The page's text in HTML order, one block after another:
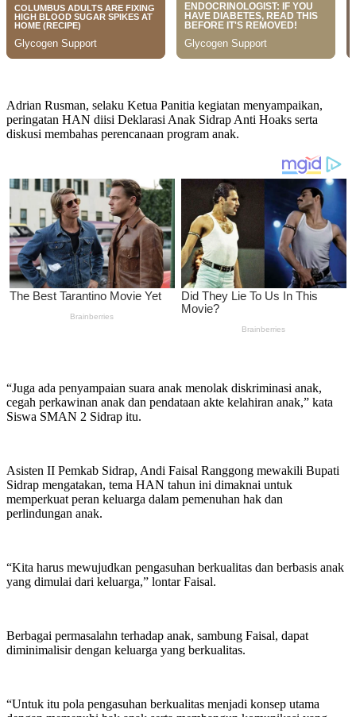
Adrian Rusman, selaku Ketua Panitia kegiatan menyampaikan,
peringatan HAN diisi Deklarasi Anak Sidrap Anti Hoaks serta
diskusi membahas perencanaan program anak.
“Juga ada penyampaian suara anak menolak diskriminasi anak,
cegah perkawinan anak dan pendataan akte kelahiran anak,” kata
Siswa SMAN 2 Sidrap itu.
Asisten II Pemkab Sidrap, Andi Faisal Ranggong mewakili Bupati
Sidrap mengatakan, tema HAN tahun ini dimaknai untuk
memperkuat peran keluarga dalam pemenuhan hak dan
perlindungan anak.
“Kita harus mewujudkan pengasuhan berkualitas dan berbasis anak
yang dimulai dari keluarga,” lontar Faisal.
Berbagai permasalahn terhadap anak, sambung Faisal, dapat
diminimalisir dengan keluarga yang berkualitas.
“Untuk itu pola pengasuhan berkualitas menjadi konsep utama